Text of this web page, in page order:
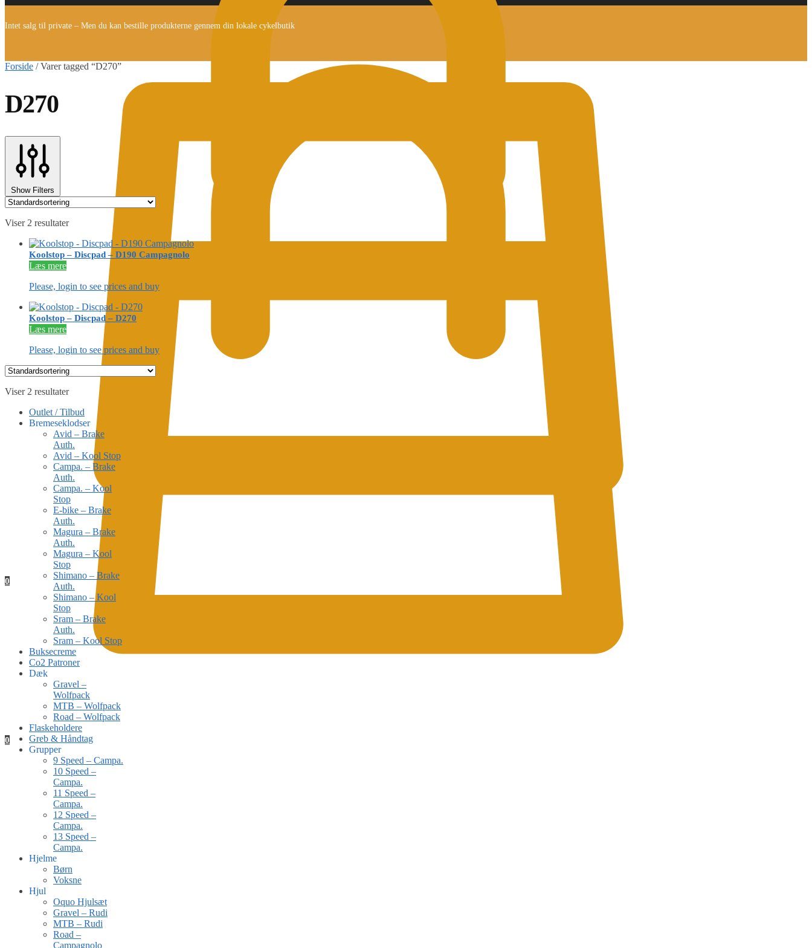
0
0
Intet salg til private – Men du kan bestille produkterne gennem din lokale cykelbutik
Forside /Varer tagged “D270”
D270
Show Filters
Viser 2 resultater
Koolstop – Discpad – D190 Campagnolo
Læs mere
Please, login to see prices and buy
Koolstop – Discpad – D270
Læs mere
Please, login to see prices and buy
Viser 2 resultater
Outlet / Tilbud
Bremeseklodser
Avid – Brake
Auth.
Avid – Kool Stop
Campa. – Brake
Auth.
Campa. – Kool
Stop
E-bike – Brake
Auth.
Magura – Brake
Auth.
Magura – Kool
Stop
Shimano – Brake
Auth.
Shimano – Kool
Stop
Sram – Brake
Auth.
Sram – Kool Stop
Buksecreme
Co2 Patroner
Dæk
Gravel –
Wolfpack
MTB – Wolfpack
Road – Wolfpack
Flaskeholdere
Greb & Håndtag
Grupper
9 Speed – Campa.
10 Speed –
Campa.
11 Speed –
Campa.
12 Speed –
Campa.
13 Speed –
Campa.
Hjelme
Børn
Voksne
Hjul
Oquo Hjulsæt
Gravel – Rudi
MTB – Rudi
Road –
Campagnolo